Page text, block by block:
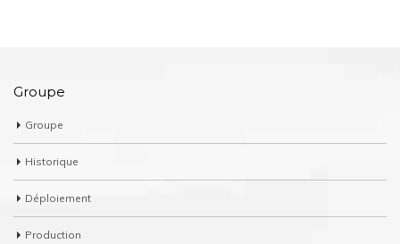
Groupe
Groupe
Historique
Déploiement
Production